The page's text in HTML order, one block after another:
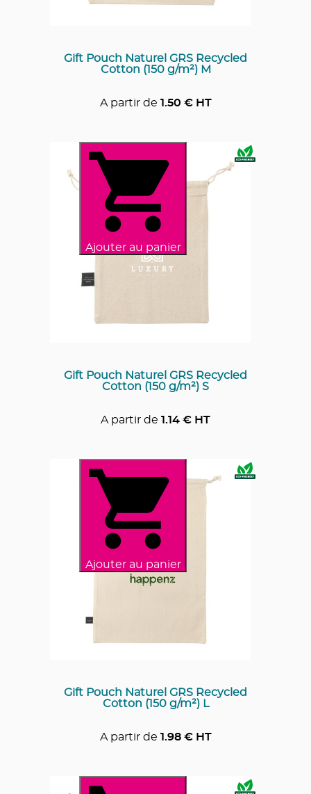
Gift Pouch Naturel GRS Recycled
Cotton (150 g/m²) M
A partir de 1.50 € HT
Ajouter au panier
Gift Pouch Naturel GRS Recycled
Cotton (150 g/m²) S
A partir de 1.14 € HT
Ajouter au panier
Gift Pouch Naturel GRS Recycled
Cotton (150 g/m²) L
A partir de 1.98€ HT